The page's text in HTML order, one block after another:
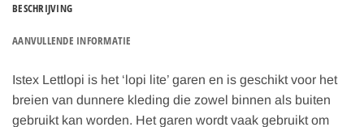
BESCHRIJVING
AANVULLENDE INFORMATIE
Istex Lettlopi is het ‘lopi lite’ garen en is geschikt voor het
breien van dunnere kleding die zowel binnen als buiten
gebruikt kan worden. Het garen wordt vaak gebruikt om